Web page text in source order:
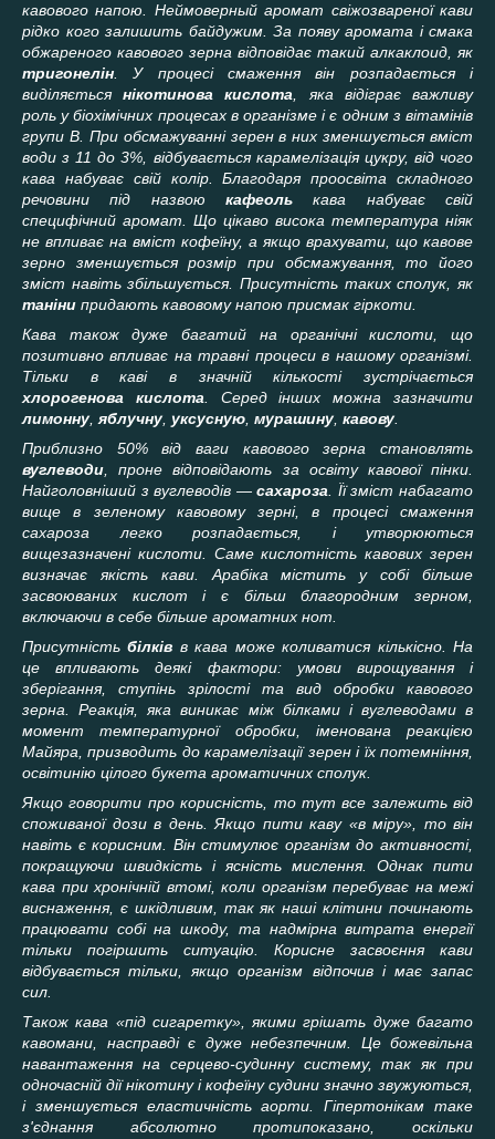
кавового напою. Неймоверный аромат свіжозвареної кави
рідко кого залишить байдужим. За появу аромата і смака
обжареного кавового зерна відповідає такий алкаклоид, як
тригонелін.У процесі смаження він розпадається і
виділяєтьсянікотинова кислота, яка відіграє важливу
роль у біохімічних процесах в організме і є одним з вітамінів
групи В. При обсмажуванні зерен в них зменшується вміст
води з 11 до 3%, відбувається карамелізація цукру, від чого
кава набуває свій колір.Благодаря проосвіта складного
речовини під назвою кафеоль
кава набуває свій
специфічний аромат. Що цікаво висока температура ніяк
не впливає на вміст кофеїну, а якщо врахувати, що кавове
зерно зменшується розмір при обсмажування, то його
зміст навіть збільшується. Присутність таких сполук, як
таніни придають кавовому напою присмак гіркоти.
Кава також дуже багатий на органічні кислоти, що
позитивно впливає на травні процеси в нашому організмі.
Тільки в каві в значній кількості зустрічається
хлорогенова кислота. Серед інших можна зазначити
лимонну,яблучну, уксусную, мурашину, кавову.
Приблизно 50% від ваги кавового зерна становлять
вуглеводи,проне відповідають за освіту кавової пінки.
Найголовніший з вуглеводів —сахароза. Її зміст набагато
вище в зеленому кавовому зерні, в процесі смаження
сахароза легко розпадається, і утворюються
вищезазначені кислоти. Саме кислотність кавових зерен
визначає якість кави. Арабіка містить у собі більше
засвоюваних кислот і є більш благородним зерном,
включаючи в себе більше ароматних нот.
Присутністьбілків в кава може коливатися кількісно. На
це впливають деякі фактори: умови вирощування і
зберігання, ступінь зрілості та вид обробки кавового
зерна. Реакція, яка виникає між білками і вуглеводами в
момент температурної обробки, іменована реакцією
Майяра, призводить до карамелізації зерен і їх потемніння,
освітинію цілого букета ароматичних сполук.
Якщо говорити про корисність, то тут все залежить від
споживаної дози в день. Якщо пити каву «в міру», то він
навіть є корисним. Він стимулює організм до активності,
покращуючи швидкість і ясність мислення. Однак пити
кава при хронічній втомі, коли організм перебуває на межі
виснаження, є шкідливим, так як наші клітини починають
працювати собі на шкоду, та надмірна витрата енергії
тільки погіршить ситуацію. Корисне засвоєння кави
відбувається тільки, якщо організм відпочив і має запас
сил.
Також кава «під сигаретку», якими грішать дуже багато
кавомани, насправді є дуже небезпечним. Це божевільна
навантаження на серцево-судинну систему, так як при
одночасній дії нікотину і кофеїну судини значно звужуються,
і зменшується еластичність аорти. Гіпертонікам таке
з'єднання абсолютно протипоказано, оскільки